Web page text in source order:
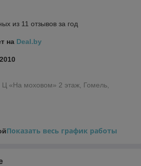
из 11 отзывов за год
на Deal.by
Ц «На моховом» 2 этаж, Гомель,
Показать весь график работы